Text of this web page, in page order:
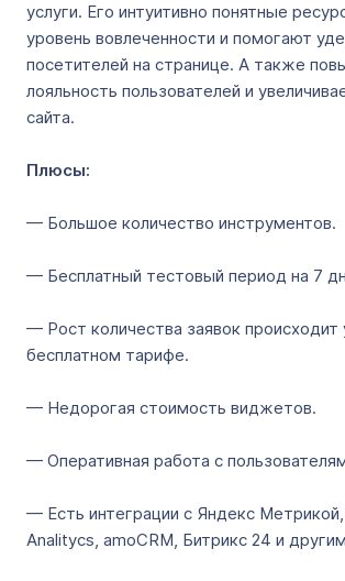
услуги. Его интуитивно понятные
уровень вовлеченности и помогают
посетителей на странице. А также
лояльность пользователей и
сайта.
Плюсы:
— Большое количество инструментов.
— Бесплатный тестовый период на 7
— Рост количества заявок происходит
бесплатном тарифе.
— Недорогая стоимость виджетов.
— Оперативная работа с
— Есть интеграции с Яндекс
Analitycs, amoCRM, Битрикс 24 и